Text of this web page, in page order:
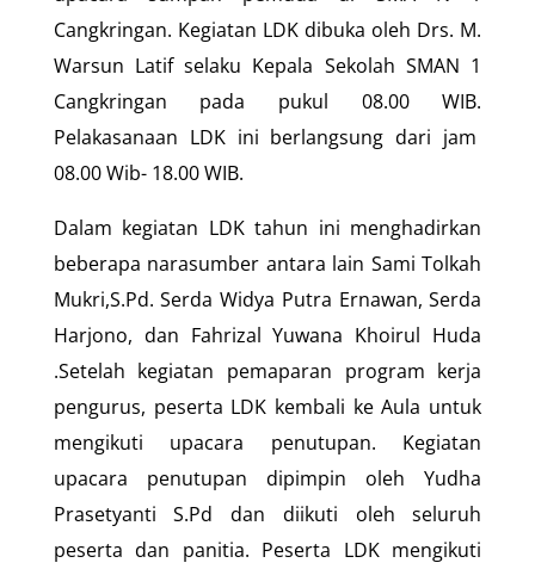
Cangkringan. Kegiatan LDK dibuka oleh Drs. M.
Warsun Latif selaku Kepala Sekolah SMAN 1
Cangkringan pada pukul 08.00 WIB.
Pelakasanaan LDK ini berlangsung dari jam
08.00 Wib- 18.00 WIB.
Dalam kegiatan LDK tahun ini menghadirkan
beberapa narasumber antara lain Sami Tolkah
Mukri,S.Pd. Serda Widya Putra Ernawan, Serda
Harjono, dan Fahrizal Yuwana Khoirul Huda
.Setelah kegiatan pemaparan program kerja
pengurus, peserta LDK kembali ke Aula untuk
mengikuti upacara penutupan. Kegiatan
upacara penutupan dipimpin oleh Yudha
Prasetyanti S.Pd dan diikuti oleh seluruh
peserta dan panitia. Peserta LDK mengikuti